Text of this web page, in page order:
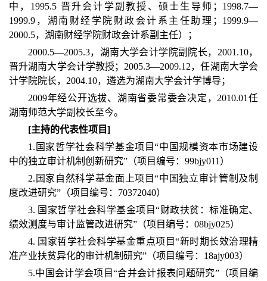
中，1995.5 晋升会计学副教授、硕士生导师；1998.7—
1999.9，湖南财经学院财政会计系主任助理；1999.9—
2000.5，湖南财经学院财政会计系副主任）；
2000.5—2005.3，湖南大学会计学院副院长，2001.10，
晋升湖南大学会计学教授；2005.3—2009.12，任湖南大学会
计学院院长，2004.10，遴选为湖南大学会计学博导；
2009年经公开选拔、湖南省委常委会决定，2010.01任
湖南师范大学副校长至今。
[主持的代表性项目]
1.国家哲学社会科学基金项目“中国规模资本市场建设
中的独立审计机制创新研究”（项目编号：99bjy011）
2.国家自然科学基金面上项目“中国独立审计管制及制
度改进研究”（项目编号：70372040）
3. 国家哲学社会科学基金项目“财政扶贫：标准确定、
绩效测度与审计监管改进研究”（项目编号：08bjy025）
4. 国家哲学社会科学基金重点项目“新时期长效治理精
准产业扶贫异化的审计机制研究”（项目编号：18ajy003）
5.中国会计学会项目“合并会计报表问题研究”（项目编